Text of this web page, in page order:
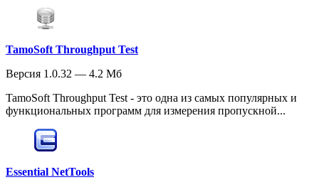
TamoSoft Throughput Test
Версия 1.0.32 — 4.2 Мб
TamoSoft Throughput Test - это одна из самых популярных и
функциональных программ для измерения пропускной...
Essential NetTools